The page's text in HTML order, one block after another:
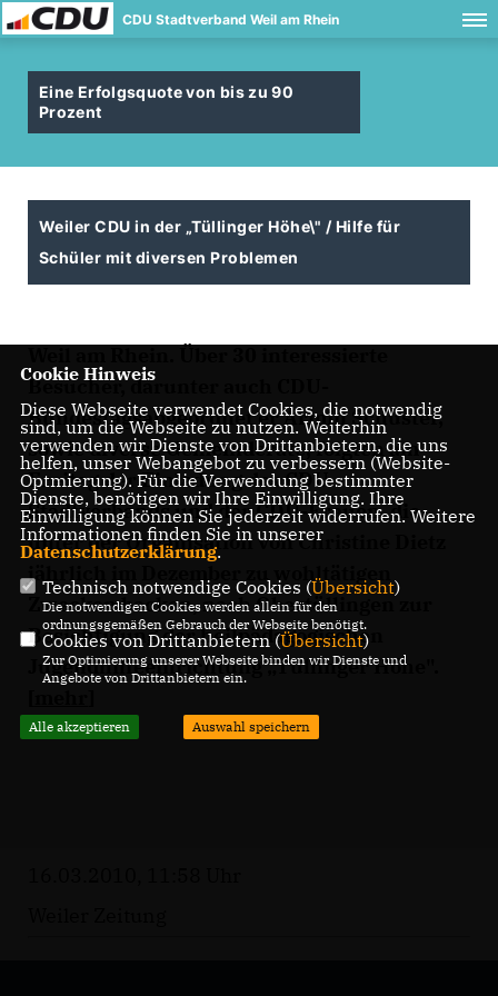
CDU Stadtverband Weil am Rhein
Eine Erfolgsquote von bis zu 90
Prozent
Weiler CDU in der „Tüllinger Höhe\" / Hilfe für
Schüler mit diversen Problemen
Besucher, darunter auch CDU-
Bundestagsabgeordnet er Armin Schuster,
sowie diverse Gemeinderäte, folgten am
Freitag der Einladung des CDU-
Stadtverbands und der CDU-Frauen, die
unter der Organisation von Christine Dietz
jährlich im Dezember zu wohltätigen
Zwecken backen, nach Obertüllingen zur
Besichtigung der heilpädagogischen
Jugendhilfeeinrichtung „Tüllinger Höhe".
Cookie Hinweis
Diese Webseite verwendet Cookies, die notwendig
sind, um die Webseite zu nutzen. Weiterhin
verwenden wir Dienste von Drittanbietern, die uns
helfen, unser Webangebot zu verbessern (Website-
Optmierung). Für die Verwendung bestimmter
Dienste, benötigen wir Ihre Einwilligung. Ihre
Einwilligung können Sie jederzeit widerrufen. Weitere
Informationen finden Sie in unserer
Datenschutzerklärung.
Technisch notwendige Cookies (Übersicht)
Die notwendigen Cookies werden allein für den
ordnungsgemäßen Gebrauch der Webseite benötigt.
Cookies von Drittanbietern (Übersicht)
Zur Optimierung unserer Webseite binden wir Dienste und
Angebote von Drittanbietern ein.
Alle akzeptieren Auswahl speichern